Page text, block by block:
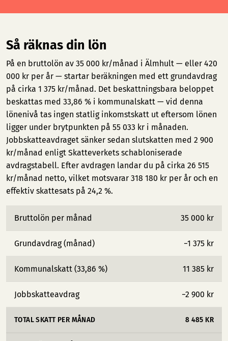
Så räknas din lön
På en bruttolön av 35 000 kr/månad i Älmhult — eller 420
000 kr per år — startar beräkningen med ett grundavdrag
på cirka 1 375 kr/månad. Det beskattningsbara beloppet
beskattas med 33,86 % i kommunalskatt — vid denna
lönenivå tas ingen statlig inkomstskatt ut eftersom lönen
ligger under brytpunkten på 55 033 kr i månaden.
Jobbskatteavdraget sänker sedan slutskatten med 2 900
kr/månad enligt Skatteverkets schabloniserade
avdragstabell. Efter avdragen landar du på cirka 26 515
kr/månad netto, vilket motsvarar 318 180 kr per år och en
effektiv skattesats på 24,2 %.
Bruttolön per månad 35 000 kr
Grundavdrag (månad) −1 375 kr
Kommunalskatt (33,86 %) 11 385 kr
Jobbskatteavdrag −2 900 kr
TOTAL SKATT PER MÅNAD 8 485 KR